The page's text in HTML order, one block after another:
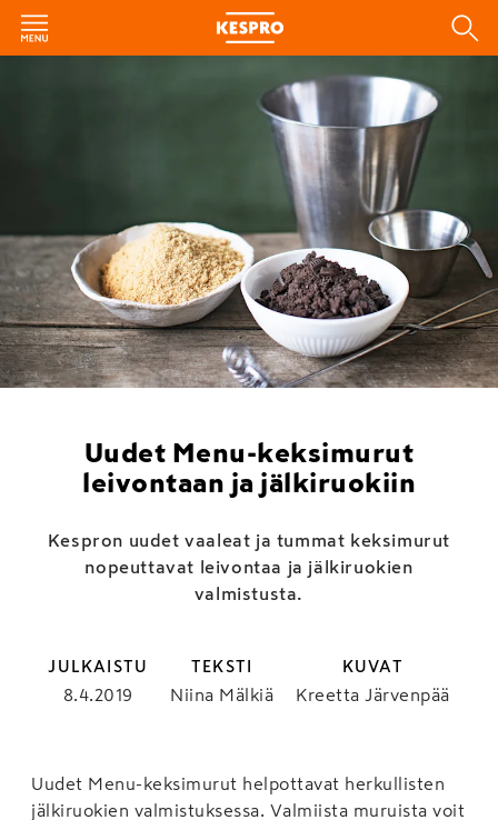
Uudet Menu-keksimurut
leivontaan ja jälkiruokiin
Kespron uudet vaaleat ja tummat keksimurut
nopeuttavat leivontaa ja jälkiruokien
valmistusta.
JULKAISTU
8.4.2019
TEKSTI
Niina Mälkiä
KUVAT
Kreetta Järvenpää
Uudet Menu-keksimurut helpottavat herkullisten
jälkiruokien valmistuksessa. Valmiista muruista voit